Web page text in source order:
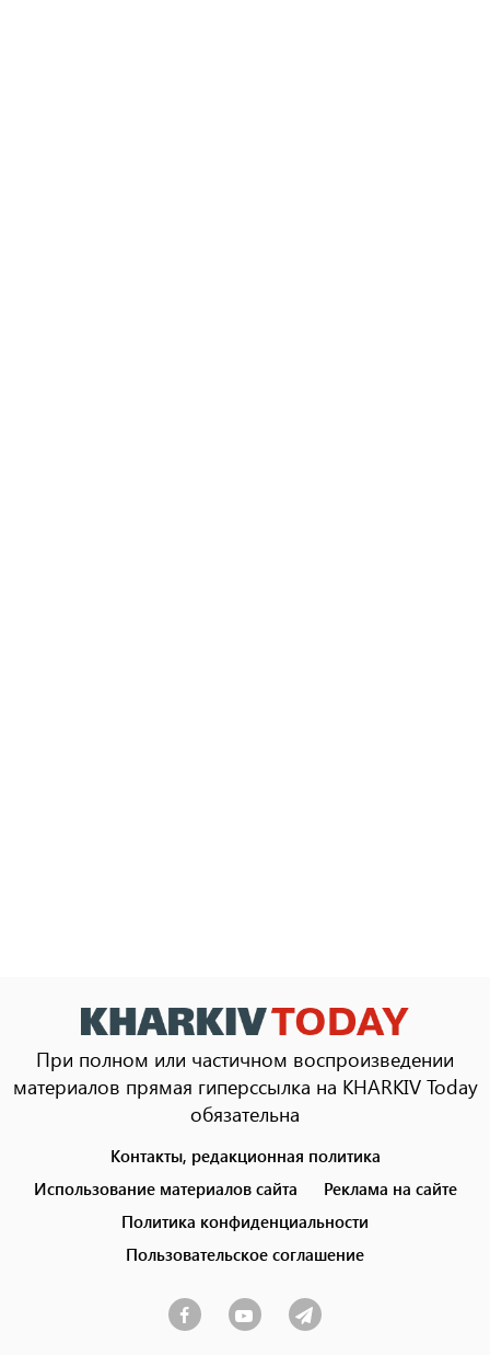
При полном или частичном воспроизведении
материалов прямая гиперссылка на KHARKIV Today
обязательна
menu
Контакты, редакционная политика
Использование материалов сайта
Реклама на сайте
Политика конфиденциальности
Пользовательское соглашение